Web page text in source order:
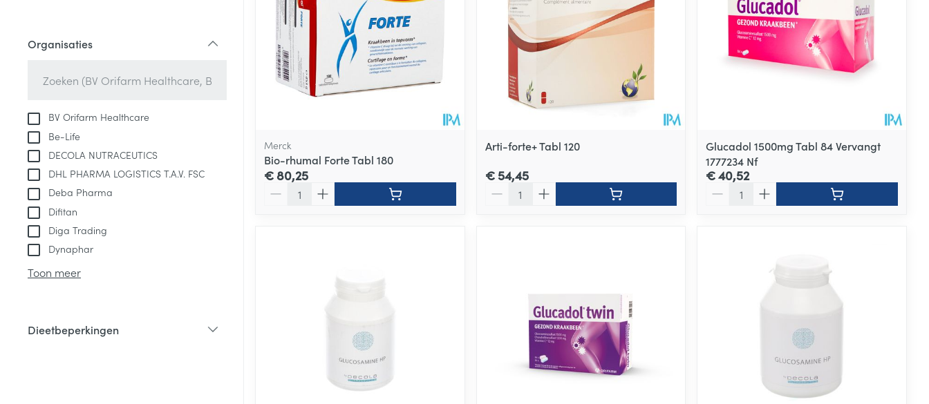
Organisaties
BV Orifarm Healthcare
Be-Life
DECOLA NUTRACEUTICS
DHL PHARMA LOGISTICS T.A.V. FSC
Deba Pharma
Difitan
Diga Trading
Dynaphar
Toon meer
Dieetbeperkingen
Merck
Bio-rhumal Forte Tabl 180
€ 80,25
Arti-forte+ Tabl 120
€ 54,45
Glucadol 1500mg Tabl 84 Vervangt
1777234 Nf
€ 40,52